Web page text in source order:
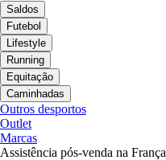
Saldos
Futebol
Lifestyle
Running
Equitação
Caminhadas
Outros desportos
Outlet
Marcas
Assistência pós-venda na França